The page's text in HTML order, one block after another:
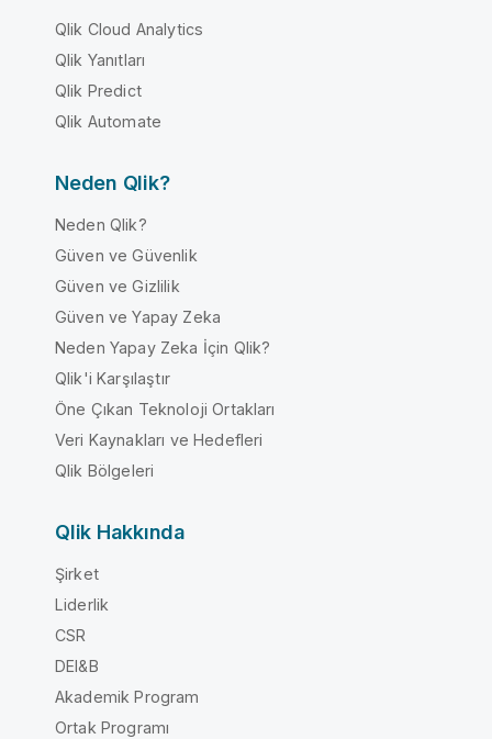
Qlik Cloud Analytics
Qlik Yanıtları
Qlik Predict
Qlik Automate
Neden Qlik?
Neden Qlik?
Güven ve Güvenlik
Güven ve Gizlilik
Güven ve Yapay Zeka
Neden Yapay Zeka İçin Qlik?
Qlik'i Karşılaştır
Öne Çıkan Teknoloji Ortakları
Veri Kaynakları ve Hedefleri
Qlik Bölgeleri
Qlik Hakkında
Şirket
Liderlik
CSR
DEI&B
Akademik Program
Ortak Programı